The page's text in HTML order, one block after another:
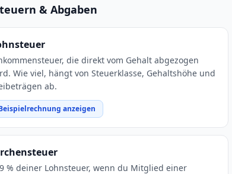
& Abgaben
die direkt vom Gehalt abgezogen
Wie viel, hängt von Steuerklasse, Gehaltshöhe und
ab.
anzeigen
% deiner Lohnsteuer, wenn du Mitglied einer